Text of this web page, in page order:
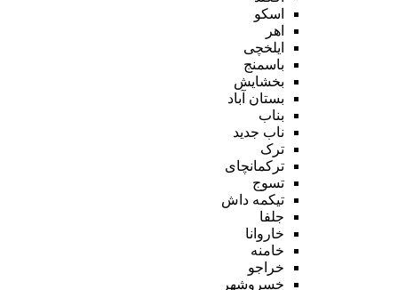
اسکو
اهر
ایلخچی
باسمنج
بخشایش
بستان آباد
بناب
ناب جدید
ترک
ترکمانچای
تسوج
تیکمه داش
جلفا
خاروانا
خامنه
خراجو
خسروشهر